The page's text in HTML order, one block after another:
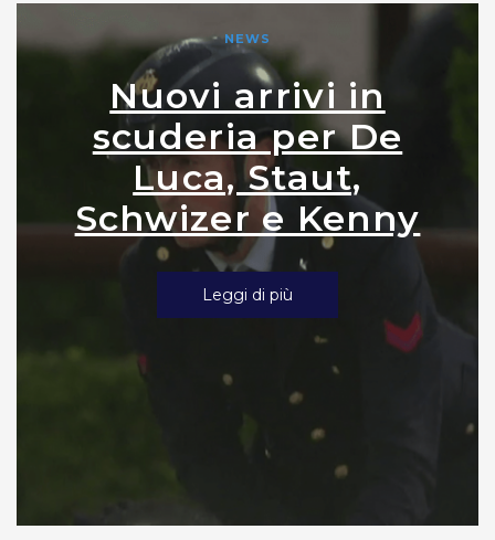
NEWS
Nuovi arrivi in
scuderia per De
Luca, Staut,
Schwizer e Kenny
Leggi di più